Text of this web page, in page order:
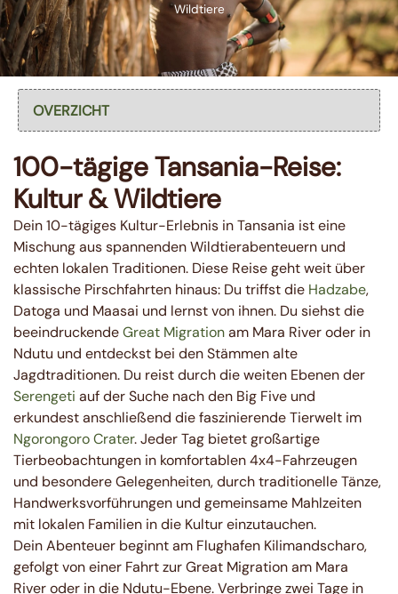
Wildtiere
Select page
100-tägige Tansania-Reise:
Kultur & Wildtiere
Dein 10-tägiges Kultur-Erlebnis in Tansania ist eine
Mischung aus spannenden Wildtierabenteuern und
echten lokalen Traditionen. Diese Reise geht weit über
klassische Pirschfahrten hinaus: Du triffst die Hadzabe,
Datoga und Maasai und lernst von ihnen. Du siehst die
beeindruckendeGreat Migrationam Mara River oder in
Ndutu und entdeckst bei den Stämmen alte
Jagdtraditionen. Du reist durch die weiten Ebenen der
Serengeti auf der Suche nach den Big Five und
erkundest anschließend die faszinierende Tierwelt im
Ngorongoro Crater. Jeder Tag bietet großartige
Tierbeobachtungen in komfortablen 4x4-Fahrzeugen
und besondere Gelegenheiten, durch traditionelle Tänze,
Handwerksvorführungen und gemeinsame Mahlzeiten
mit lokalen Familien in die Kultur einzutauchen.
Dein Abenteuer beginnt am Flughafen Kilimandscharo,
gefolgt von einer Fahrt zur Great Migration am Mara
River oder in die Ndutu-Ebene. Verbringe zwei Tage in